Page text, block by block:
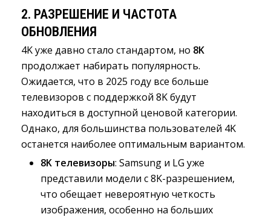
2. РАЗРЕШЕНИЕ И ЧАСТОТА
ОБНОВЛЕНИЯ
4K уже давно стало стандартом, но 8K
продолжает набирать популярность.
Ожидается, что в 2025 году все больше
телевизоров с поддержкой 8K будут
находиться в доступной ценовой категории.
Однако, для большинства пользователей 4K
останется наиболее оптимальным вариантом.
8K телевизоры: Samsung и LG уже
представили модели с 8K-разрешением,
что обещает невероятную четкость
изображения, особенно на больших